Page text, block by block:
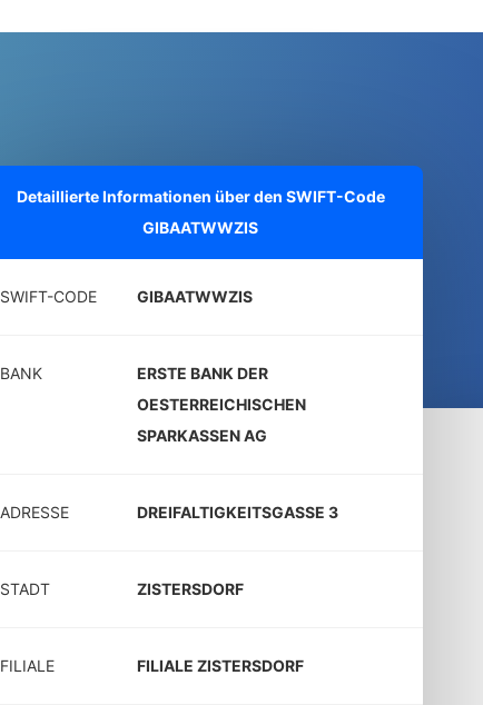
Detaillierte Informationen über den SWIFT-Code
GIBAATWWZIS
SWIFT-CODE GIBAATWWZIS
BANK
ERSTE BANK DER
OESTERREICHISCHEN
SPARKASSEN AG
ADRESSE DREIFALTIGKEITSGASSE 3
STADT ZISTERSDORF
FILIALE FILIALE ZISTERSDORF